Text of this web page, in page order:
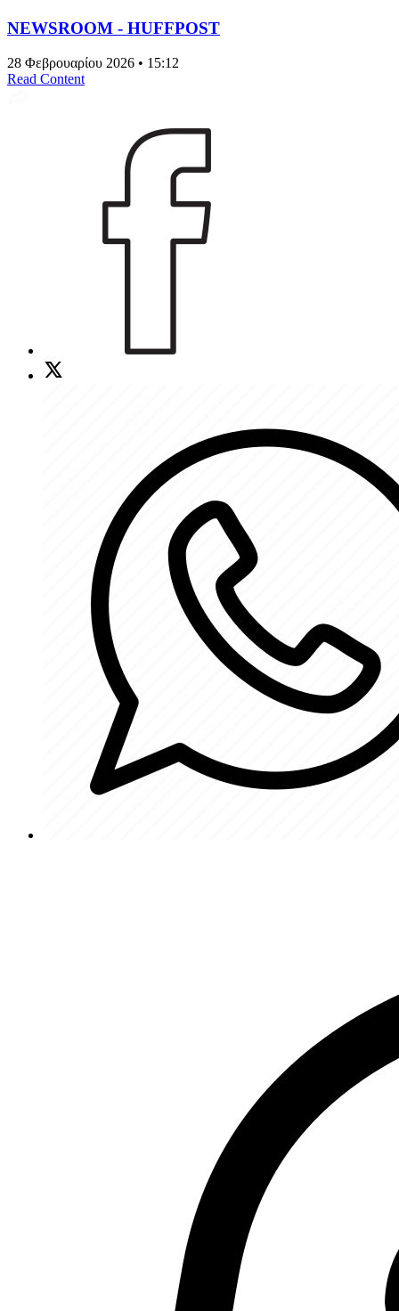
NEWSROOM - HUFFPOST
28 Φεβρουαρίου 2026 • 15:12
Read Content